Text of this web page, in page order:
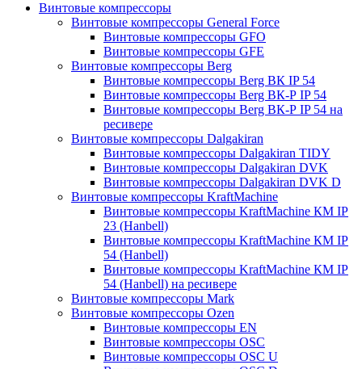
Винтовые компрессоры
Винтовые компрессоры General Force
Винтовые компрессоры GFO
Винтовые компрессоры GFE
Винтовые компрессоры Berg
Винтовые компрессоры Berg ВК IP 54
Винтовые компрессоры Berg ВК-Р IP 54
Винтовые компрессоры Berg ВК-Р IP 54 на
ресивере
Винтовые компрессоры Dalgakiran
Винтовые компрессоры Dalgakiran TIDY
Винтовые компрессоры Dalgakiran DVK
Винтовые компрессоры Dalgakiran DVK D
Винтовые компрессоры KraftMachine
Винтовые компрессоры KraftMachine КМ IP
23 (Hanbell)
Винтовые компрессоры KraftMachine КМ IP
54 (Hanbell)
Винтовые компрессоры KraftMachine КМ IP
54 (Hanbell) на ресивере
Винтовые компрессоры Mark
Винтовые компрессоры Ozen
Винтовые компрессоры EN
Винтовые компрессоры OSC
Винтовые компрессоры OSC U